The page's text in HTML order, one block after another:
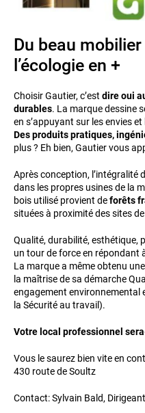
Du beau
l’écologie en +
Choisir Gautier, c’est dire oui
durables. La marque dessine
en s’appuyant sur les envies
Des produits pratiques,
plus ? Eh bien, Gautier vous
Après conception, l’intégralité
dans les propres usines de la
bois utilisé provient deforêts
situées à proximité des sites
Qualité, durabilité, esthétique,
un tour de force en répondant
La marque a même obtenu une
la maîtrise de sa démarche
engagement environnemental
la Sécurité au travail).
Votre local professionnel
Vous le saurez bien vite en
430 route de Soultz
Contact: Sylvain Bald,